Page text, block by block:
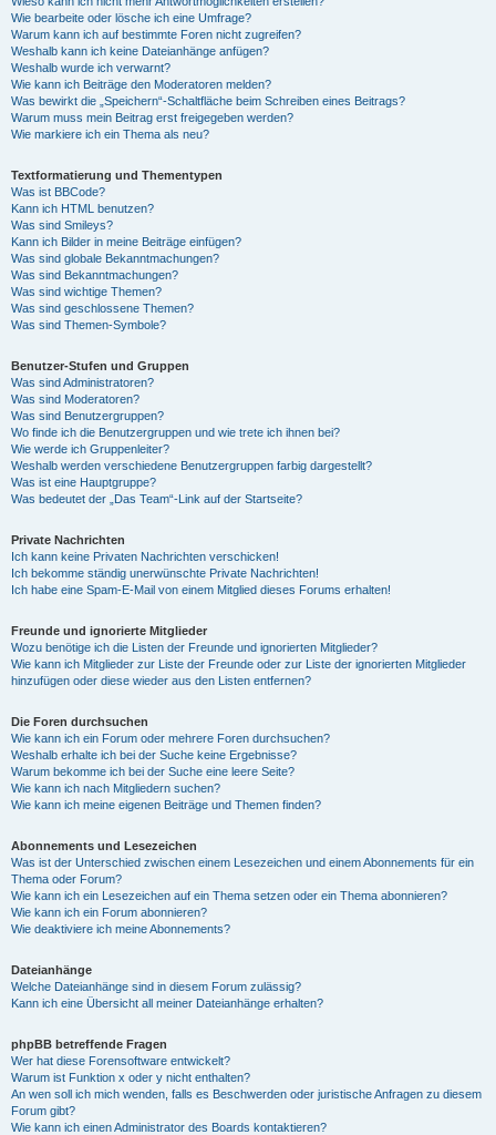
Wie bearbeite oder lösche ich eine Umfrage?
Warum kann ich auf bestimmte Foren nicht zugreifen?
Weshalb kann ich keine Dateianhänge anfügen?
Weshalb wurde ich verwarnt?
Wie kann ich Beiträge den Moderatoren melden?
Was bewirkt die „Speichern“-Schaltfläche beim Schreiben eines Beitrags?
Warum muss mein Beitrag erst freigegeben werden?
Wie markiere ich ein Thema als neu?
Textformatierung und Thementypen
Was ist BBCode?
Kann ich HTML benutzen?
Was sind Smileys?
Kann ich Bilder in meine Beiträge einfügen?
Was sind globale Bekanntmachungen?
Was sind Bekanntmachungen?
Was sind wichtige Themen?
Was sind geschlossene Themen?
Was sind Themen-Symbole?
Benutzer-Stufen und Gruppen
Was sind Administratoren?
Was sind Moderatoren?
Was sind Benutzergruppen?
Wo finde ich die Benutzergruppen und wie trete ich ihnen bei?
Wie werde ich Gruppenleiter?
Weshalb werden verschiedene Benutzergruppen farbig dargestellt?
Was ist eine Hauptgruppe?
Was bedeutet der „Das Team“-Link auf der Startseite?
Private Nachrichten
Ich kann keine Privaten Nachrichten verschicken!
Ich bekomme ständig unerwünschte Private Nachrichten!
Ich habe eine Spam-E-Mail von einem Mitglied dieses Forums erhalten!
Freunde und ignorierte Mitglieder
Wozu benötige ich die Listen der Freunde und ignorierten Mitglieder?
Wie kann ich Mitglieder zur Liste der Freunde oder zur Liste der ignorierten Mitglieder
hinzufügen oder diese wieder aus den Listen entfernen?
Die Foren durchsuchen
Wie kann ich ein Forum oder mehrere Foren durchsuchen?
Weshalb erhalte ich bei der Suche keine Ergebnisse?
Warum bekomme ich bei der Suche eine leere Seite?
Wie kann ich nach Mitgliedern suchen?
Wie kann ich meine eigenen Beiträge und Themen finden?
Abonnements und Lesezeichen
Was ist der Unterschied zwischen einem Lesezeichen und einem Abonnements für ein
Thema oder Forum?
Wie kann ich ein Lesezeichen auf ein Thema setzen oder ein Thema abonnieren?
Wie kann ich ein Forum abonnieren?
Wie deaktiviere ich meine Abonnements?
Dateianhänge
Welche Dateianhänge sind in diesem Forum zulässig?
Kann ich eine Übersicht all meiner Dateianhänge erhalten?
phpBB betreffende Fragen
Wer hat diese Forensoftware entwickelt?
Warum ist Funktion x oder y nicht enthalten?
An wen soll ich mich wenden, falls es Beschwerden oder juristische Anfragen zu diesem
Forum gibt?
Wie kann ich einen Administrator des Boards kontaktieren?